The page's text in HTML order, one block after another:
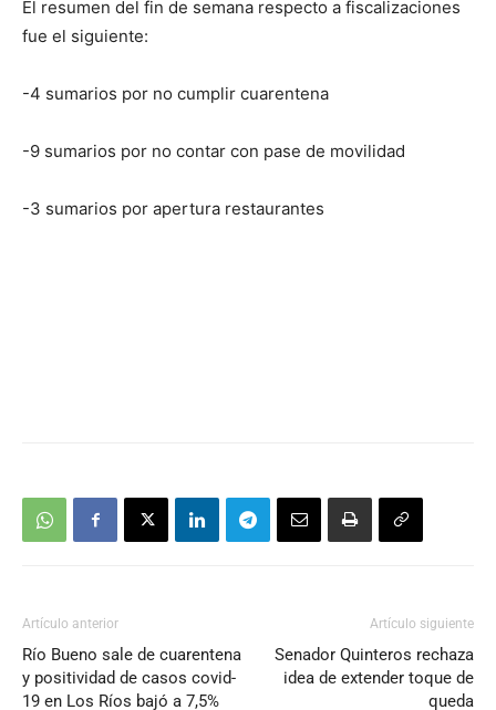
audio
El resumen del fin de semana respecto a fiscalizaciones
fue el siguiente:
-4 sumarios por no cumplir cuarentena
-9 sumarios por no contar con pase de movilidad
-3 sumarios por apertura restaurantes
Artículo anterior
Río Bueno sale de cuarentena
y positividad de casos covid-
19 en Los Ríos bajó a 7,5%
Artículo siguiente
Senador Quinteros rechaza
idea de extender toque de
queda